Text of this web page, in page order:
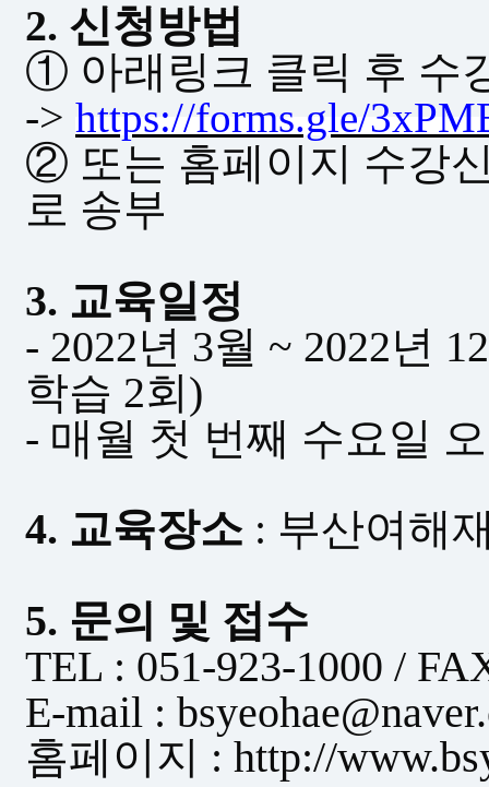
2. 신청방법
① 아래링크 클릭 후 수
-> https://forms.gle/
② 또는 홈페이지 수강
로 송부
3. 교육일정
- 2022년 3월 ~ 2022년 12
학습 2회)
- 매월 첫 번째 수요일
4. 교육장소 : 부산여해
5. 문의 및 접수
TEL : 051-923-1000 /
E-mail :
홈페이지 : http://